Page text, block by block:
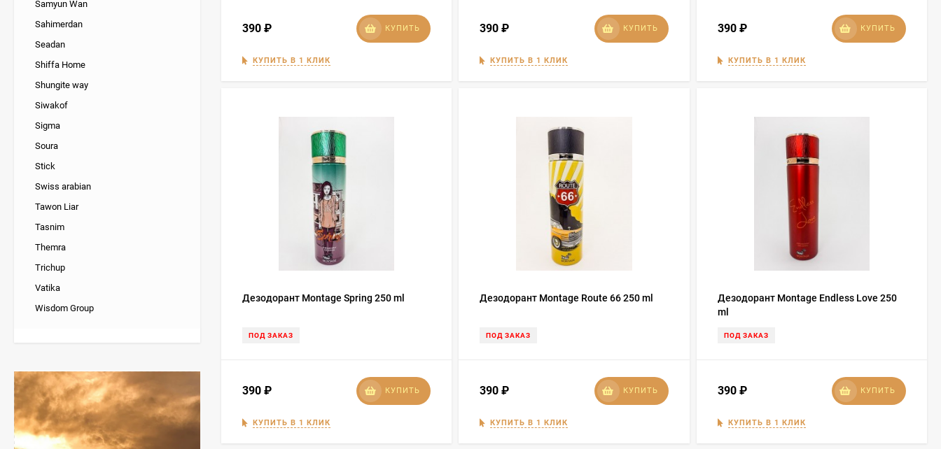
390 ₽ КУПИТЬ
КУПИТЬ В 1 КЛИК
390₽ КУПИТЬ
КУПИТЬ В 1 КЛИК
390 ₽ КУПИТЬ
КУПИТЬ В 1 КЛИК
Дезодорант Montage Spring 250 ml
ПОД ЗАКАЗ
390 ₽ КУПИТЬ
КУПИТЬ В 1 КЛИК
Дезодорант Montage Route 66 250 ml
ПОД ЗАКАЗ
390₽ КУПИТЬ
КУПИТЬ В 1 КЛИК
Дезодорант Montage Endless Love 250
ml
ПОД ЗАКАЗ
390 ₽ КУПИТЬ
КУПИТЬ В 1 КЛИК
Samyun Wan
Sahimerdan
Seadan
Shiffa Home
Shungite way
Siwakof
Sigma
Soura
Stick
Swiss arabian
Tawon Liar
Tasnim
Themra
Trichup
Vatika
Wisdom Group